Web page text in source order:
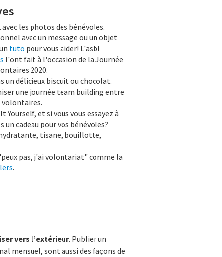
les photos des bénévoles.
avec un message ou un objet
tuto pour vous aider! L'asbl
l'ont fait à l'occasion de la Journée
2020.
un délicieux biscuit ou chocolat.
une journée team building entre
volontaires.
Yourself, et si vous vous essayez à
un cadeau pour vos bénévoles?
tisane, bouillotte,
pas, j'ai volontariat" comme la
.
vers l’extérieur. Publier un
mensuel, sont aussi des façons de